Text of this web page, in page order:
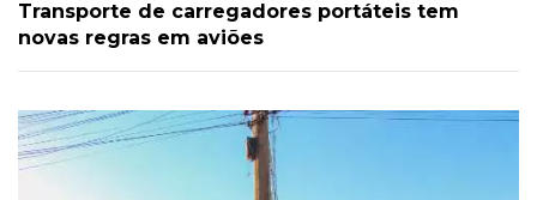
Transporte de carregadores portáteis tem
novas regras em aviões